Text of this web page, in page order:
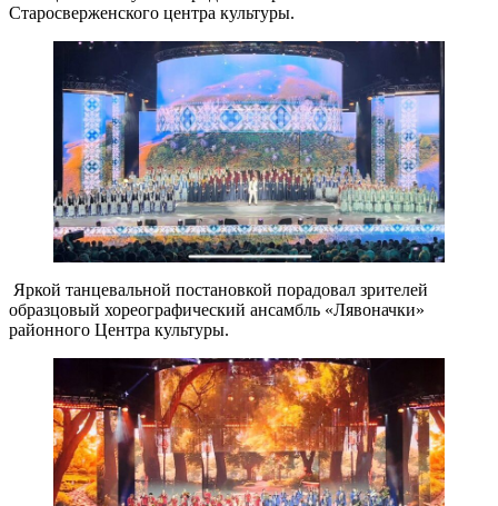
Старосверженского центра культуры.
Яркой танцевальной постановкой порадовал зрителей
образцовый хореографический ансамбль «Лявоначки»
районного Центра культуры.